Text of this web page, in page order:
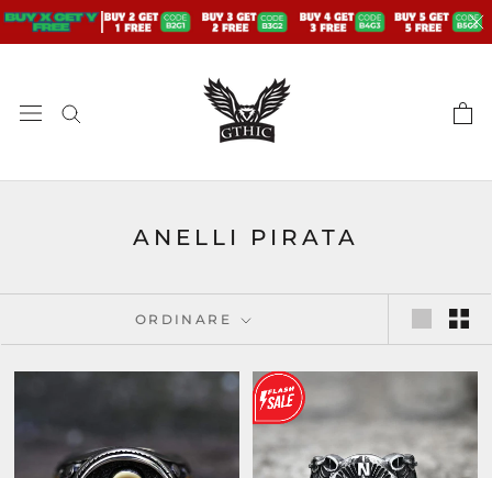
Skip
ANELLI PIRATA
ORDINARE